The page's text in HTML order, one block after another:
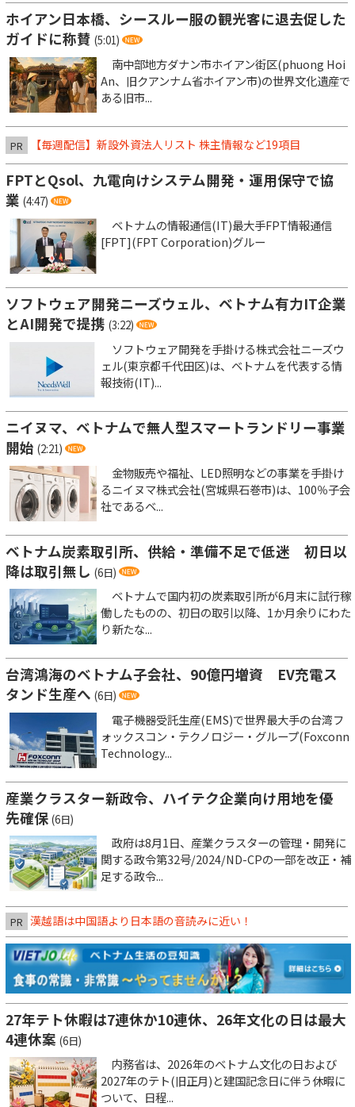
ホイアン日本橋、シースルー服の観光客に退去促した
ガイドに称賛 (5:01)
南中部地方ダナン市ホイアン街区(phuong Hoi
An、旧クアンナム省ホイアン市)の世界文化遺産で
ある旧市...
PR 【毎週配信】新設外資法人リスト 株主情報など19項目
FPTとQsol、九電向けシステム開発・運用保守で協
業 (4:47)
ベトナムの情報通信(IT)最大手FPT情報通信
[FPT](FPT Corporation)グルー
ソフトウェア開発ニーズウェル、ベトナム有力IT企業
とAI開発で提携 (3:22)
ソフトウェア開発を手掛ける株式会社ニーズウ
ェル(東京都千代田区)は、ベトナムを代表する情
報技術(IT)...
ニイヌマ、ベトナムで無人型スマートランドリー事業
開始 (2:21)
金物販売や福祉、LED照明などの事業を手掛け
るニイヌマ株式会社(宮城県石巻市)は、100％子会
社であるベ...
ベトナム炭素取引所、供給・準備不足で低迷 初日以
降は取引無し (6日)
ベトナムで国内初の炭素取引所が6月末に試行稼
働したものの、初日の取引以降、1か月余りにわた
り新たな...
台湾鴻海のベトナム子会社、90億円増資 EV充電ス
タンド生産へ (6日)
電子機器受託生産(EMS)で世界最大手の台湾フ
ォックスコン・テクノロジー・グループ(Foxconn
Technology...
産業クラスター新政令、ハイテク企業向け用地を優
先確保 (6日)
政府は8月1日、産業クラスターの管理・開発に
関する政令第32号/2024/ND-CPの一部を改正・補
足する政令...
PR 漢越語は中国語より日本語の音読みに近い！
27年テト休暇は7連休か10連休、26年文化の日は最大
4連休案 (6日)
内務省は、2026年のベトナム文化の日および
2027年のテト(旧正月)と建国記念日に伴う休暇に
ついて、日程...